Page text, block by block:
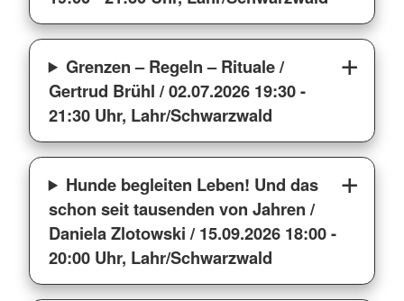
Grenzen – Regeln – Rituale /
Gertrud Brühl / 02.07.2026 19:30 -
21:30 Uhr, Lahr/Schwarzwald
Hunde begleiten Leben! Und das
schon seit tausenden von Jahren /
Daniela Zlotowski / 15.09.2026 18:00 -
20:00 Uhr, Lahr/Schwarzwald